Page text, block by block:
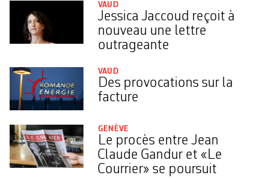
VAUD
Jessica Jaccoud reçoit à
nouveau une lettre
outrageante
VAUD
Des provocations sur la
facture
GENÈVE
Le procès entre Jean
Claude Gandur et «Le
Courrier» se poursuit